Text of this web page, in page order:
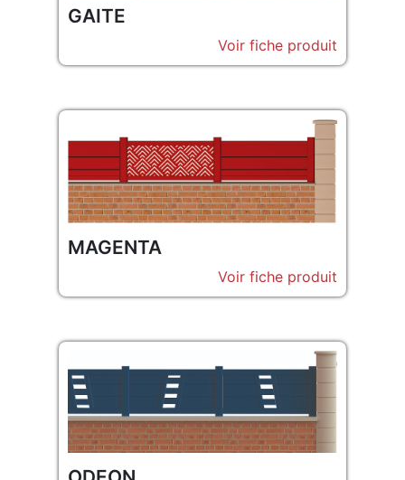
GAITE
Voir fiche produit
MAGENTA
Voir fiche produit